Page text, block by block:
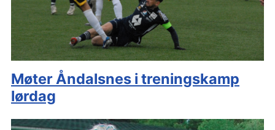
Møter Åndalsnes i treningskamp
lørdag